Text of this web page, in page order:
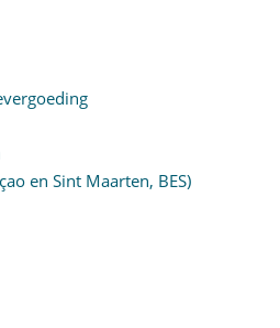
en Sint Maarten, BES)